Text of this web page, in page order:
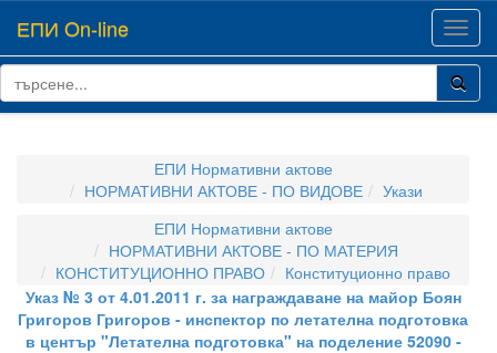
ЕПИ On-line
ЕПИ Нормативни актове
НОРМАТИВНИ АКТОВЕ - ПО ВИДОВЕ
Укази
ЕПИ Нормативни актове
НОРМАТИВНИ АКТОВЕ - ПО МАТЕРИЯ
КОНСТИТУЦИОННО ПРАВО
Конституционно право
Указ № 3 от 4.01.2011 г. за награждаване на майор Боян
Григоров Григоров - инспектор по летателна подготовка
в център "Летателна подготовка" на поделение 52090 -